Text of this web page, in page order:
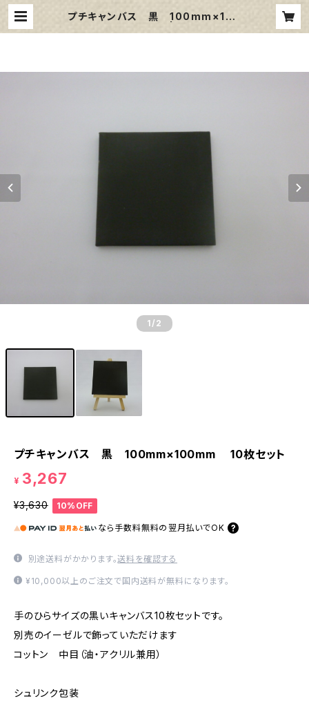
プチキャンバス 黒 100mm×100
1 /2
プチキャンバス 黒 100mm×100mm 10枚セット
¥ 3,267
¥3,630 10%OFF
なら 手数料無料の 翌月払いでOK
別途送料がかかります。送料を確認する
¥10,000以上のご注文で国内送料が無料になります。
手のひらサイズの黒いキャンバス10枚セットです。
別売のイーゼルで飾っていただけます
コットン 中目（油・アクリル兼用）
シュリンク包装